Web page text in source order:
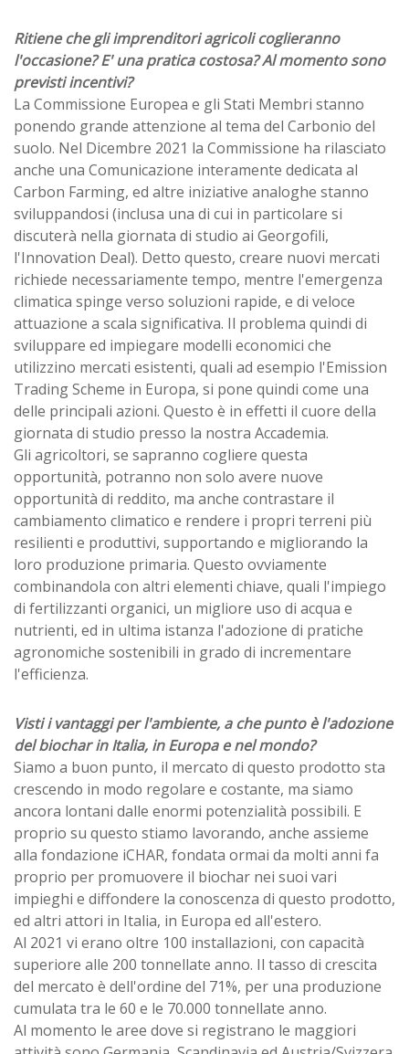
Ritiene che gli imprenditori agricoli coglieranno
l'occasione? E' una pratica costosa? Al momento sono
previsti incentivi?
La Commissione Europea e gli Stati Membri stanno
ponendo grande attenzione al tema del Carbonio del
suolo. Nel Dicembre 2021 la Commissione ha rilasciato
anche una Comunicazione interamente dedicata al
Carbon Farming, ed altre iniziative analoghe stanno
sviluppandosi (inclusa una di cui in particolare si
discuterà nella giornata di studio ai Georgofili,
l'Innovation Deal). Detto questo, creare nuovi mercati
richiede necessariamente tempo, mentre l'emergenza
climatica spinge verso soluzioni rapide, e di veloce
attuazione a scala significativa. Il problema quindi di
sviluppare ed impiegare modelli economici che
utilizzino mercati esistenti, quali ad esempio l'Emission
Trading Scheme in Europa, si pone quindi come una
delle principali azioni. Questo è in effetti il cuore della
giornata di studio presso la nostra Accademia.
Gli agricoltori, se sapranno cogliere questa
opportunità, potranno non solo avere nuove
opportunità di reddito, ma anche contrastare il
cambiamento climatico e rendere i propri terreni più
resilienti e produttivi, supportando e migliorando la
loro produzione primaria. Questo ovviamente
combinandola con altri elementi chiave, quali l'impiego
di fertilizzanti organici, un migliore uso di acqua e
nutrienti, ed in ultima istanza l'adozione di pratiche
agronomiche sostenibili in grado di incrementare
l'efficienza.
Visti i vantaggi per l'ambiente, a che punto è l'adozione
del biochar in Italia, in Europa e nel mondo?
Siamo a buon punto, il mercato di questo prodotto sta
crescendo in modo regolare e costante, ma siamo
ancora lontani dalle enormi potenzialità possibili. E
proprio su questo stiamo lavorando, anche assieme
alla fondazione iCHAR, fondata ormai da molti anni fa
proprio per promuovere il biochar nei suoi vari
impieghi e diffondere la conoscenza di questo prodotto,
ed altri attori in Italia, in Europa ed all'estero.
Al 2021 vi erano oltre 100 installazioni, con capacità
superiore alle 200 tonnellate anno. Il tasso di crescita
del mercato è dell'ordine del 71%, per una produzione
cumulata tra le 60 e le 70.000 tonnellate anno.
Al momento le aree dove si registrano le maggiori